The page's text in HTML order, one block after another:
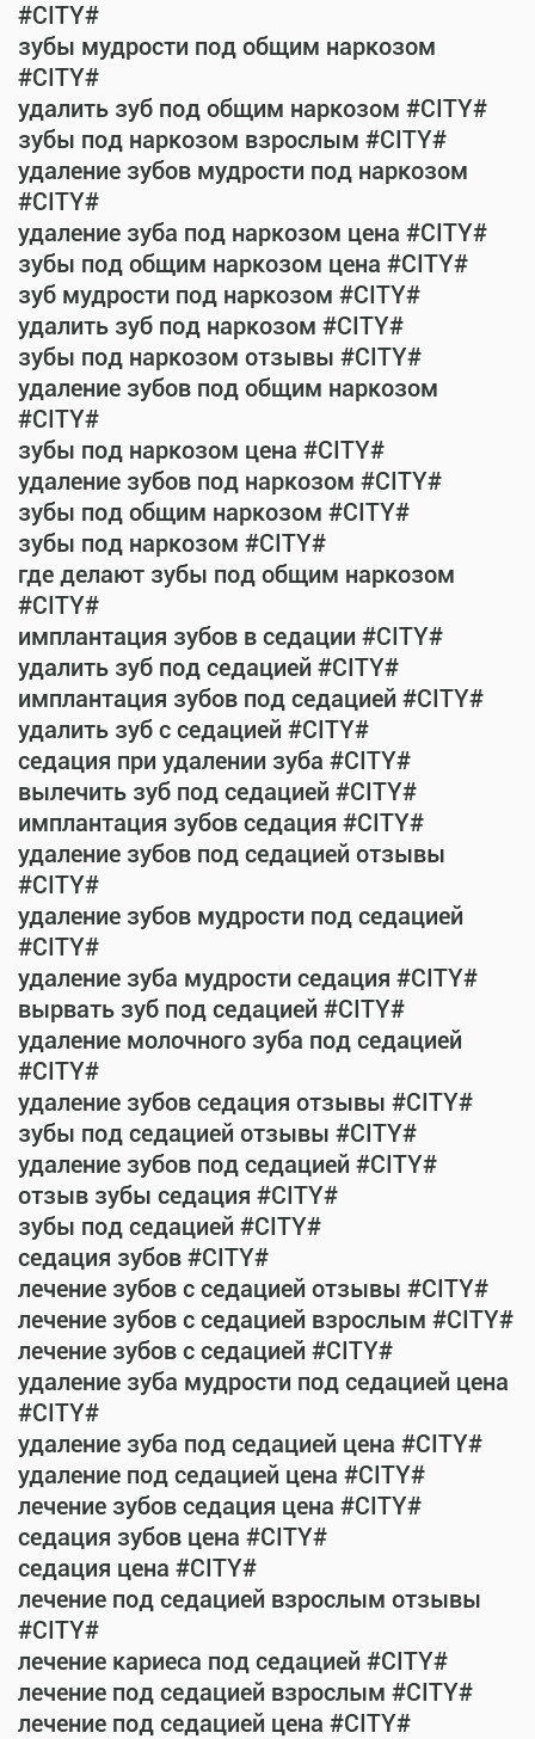
#CITY#
зубы мудрости под общим наркозом
#CITY#
удалить зуб под общим наркозом #CITY#
зубы под наркозом взрослым #CITY#
удаление зубов мудрости под наркозом
#CITY#
удаление зуба под наркозом цена #CITY#
зубы под общим наркозом цена #CITY#
зуб мудрости под наркозом #CITY#
удалить зуб под наркозом #CITY#
зубы под наркозом отзывы #CITY#
удаление зубов под общим наркозом
#CITY#
зубы под наркозом цена #CITY#
удаление зубов под наркозом #CITY#
зубы под общим наркозом #CITY#
зубы под наркозом #CITY#
где делают зубы под общим наркозом
#CITY#
имплантация зубов в седации #CITY#
удалить зуб под седацией #CITY#
имплантация зубов под седацией #CITY#
удалить зуб с седацией #CITY#
седация при удалении зуба #CITY#
вылечить зуб под седацией #CITY#
имплантация зубов седация #CITY#
удаление зубов под седацией отзывы
#CITY#
удаление зубов мудрости под седацией
#CITY#
удаление зуба мудрости седация #CITY#
вырвать зуб под седацией #CITY#
удаление молочного зуба под седацией
#CITY#
удаление зубов седация отзывы #CITY#
зубы под седацией отзывы #CITY#
удаление зубов под седацией #CITY#
отзыв зубы седация #CITY#
зубы под седацией #CITY#
седация зубов #CITY#
лечение зубов с седацией отзывы #CITY#
лечение зубов с седацией взрослым #CITY#
лечение зубов с седацией #CITY#
удаление зуба мудрости под седацией цена
#CITY#
удаление зуба под седацией цена #CITY#
удаление под седацией цена #CITY#
лечение зубов седация цена #CITY#
седация зубов цена #CITY#
седация цена #CITY#
лечение под седацией взрослым отзывы
#CITY#
лечение кариеса под седацией #CITY#
лечение под седацией взрослым #CITY#
лечение под седацией цена #CITY#